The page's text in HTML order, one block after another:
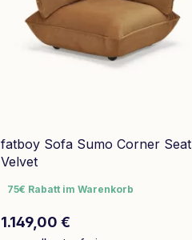
fatboy Sofa Sumo Corner Seat
Velvet
75€ Rabatt im Warenkorb
75€ Rabatt im Warenkorb
Regulärer Preis:
1.149,00 €